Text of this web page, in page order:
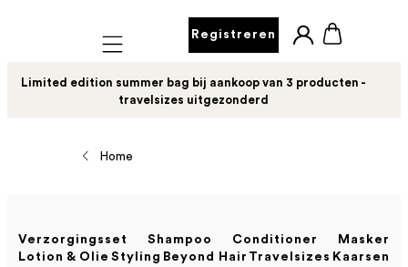
Mobile navigation
Registreren
Limited edition summer bag bij aankoop van 3 producten -
travelsizes uitgezonderd
Home
Verzorgingsset Shampoo Conditioner
Masker
Lotion & Olie Styling Beyond Hair Travelsizes Kaarsen